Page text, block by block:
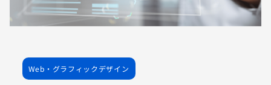
Web・グラフィックデザイン